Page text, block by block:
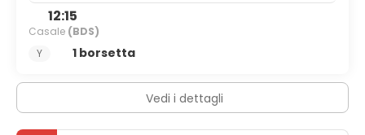
12:15
Casale (BDS)
Y
1 borsetta
Vedi i dettagli